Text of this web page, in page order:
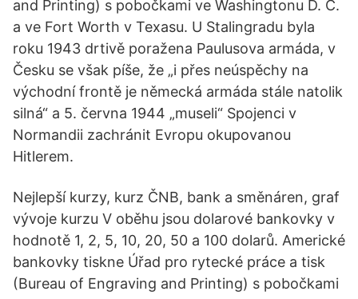
and Printing) s pobočkami ve Washingtonu D. C.
a ve Fort Worth v Texasu. U Stalingradu byla
roku 1943 drtivě poražena Paulusova armáda, v
Česku se však píše, že „i přes neúspěchy na
východní frontě je německá armáda stále natolik
silná“ a 5. června 1944 „museli“ Spojenci v
Normandii zachránit Evropu okupovanou
Hitlerem.
Nejlepší kurzy, kurz ČNB, bank a směnáren, graf
vývoje kurzu V oběhu jsou dolarové bankovky v
hodnotě 1, 2, 5, 10, 20, 50 a 100 dolarů. Americké
bankovky tiskne Úřad pro rytecké práce a tisk
(Bureau of Engraving and Printing) s pobočkami